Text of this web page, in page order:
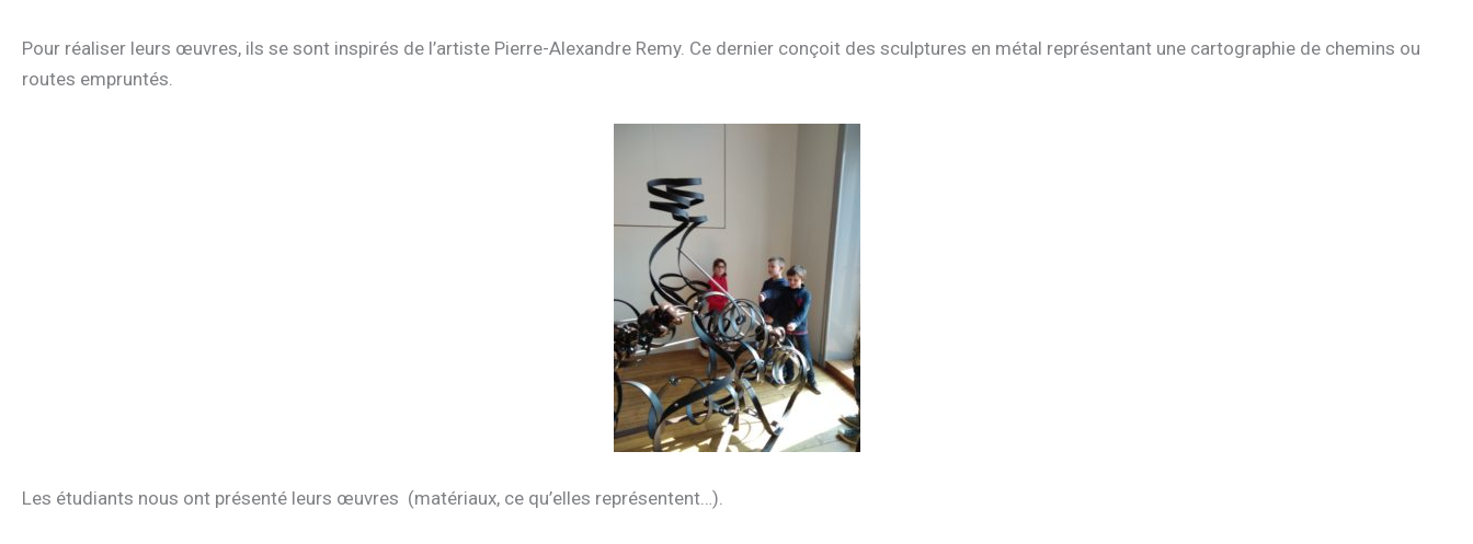
Pour réaliser leurs œuvres, ils se sont inspirés de l’artiste Pierre-Alexandre Remy. Ce dernier conçoit des sculptures en métal représentant une cartographie de chemins ou
routes empruntés.
Les étudiants nous ont présenté leurs œuvres (matériaux, ce qu’elles représentent…).